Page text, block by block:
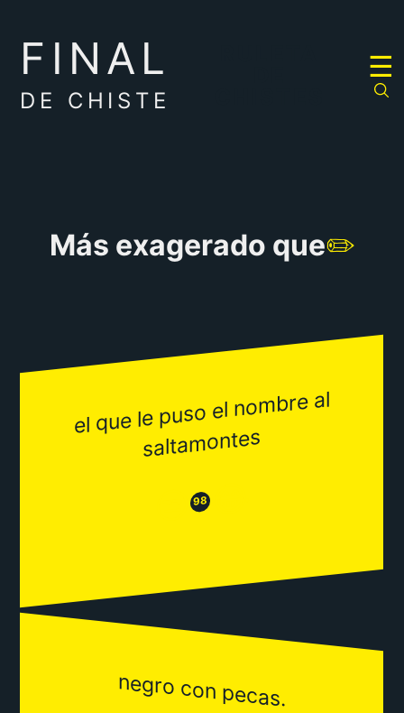
FINAL
DE CHISTE
☰
Más exagerado que✏️
el que le puso el no
mbre al
salta
montes
😒98 😂
negro con pecas.